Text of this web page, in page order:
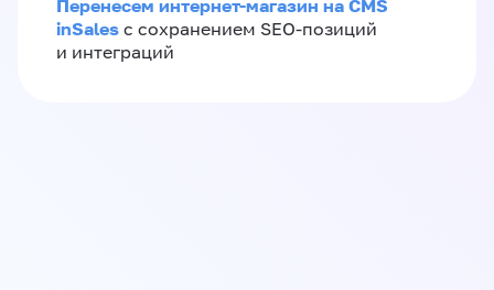
Перенесем интернет-магазин на CMS
inSales с сохранением SEO-позиций
и интеграций